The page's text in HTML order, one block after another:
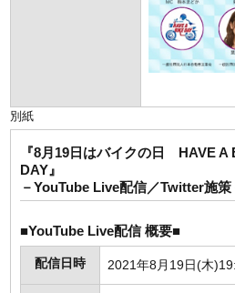
別紙
『8月19日はバイクの日 HAVE A
DAY』
－YouTube Live配信／Twitter施策
■YouTube Live配信 概要■
配信日時 2021年8月19日(木